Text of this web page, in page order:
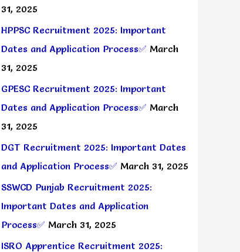
31, 2025
HPPSC Recruitment 2025: Important
Dates and Application Process✅ March
31, 2025
GPESC Recruitment 2025: Important
Dates and Application Process✅ March
31, 2025
DGT Recruitment 2025: Important Dates
and Application Process✅ March 31, 2025
SSWCD Punjab Recruitment 2025:
Important Dates and Application
Process✅ March 31, 2025
ISRO Apprentice Recruitment 2025: